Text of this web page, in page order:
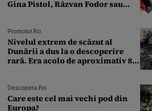
Gina Pistol, Răzvan Fodor sau
Promotor.ro
Nivelul extrem de scăzut al
Dunării a dus la o descoperire
rară. Era acolo de aproximativ 80
Descopera.ro
Care este cel mai vechi pod din
Europa?